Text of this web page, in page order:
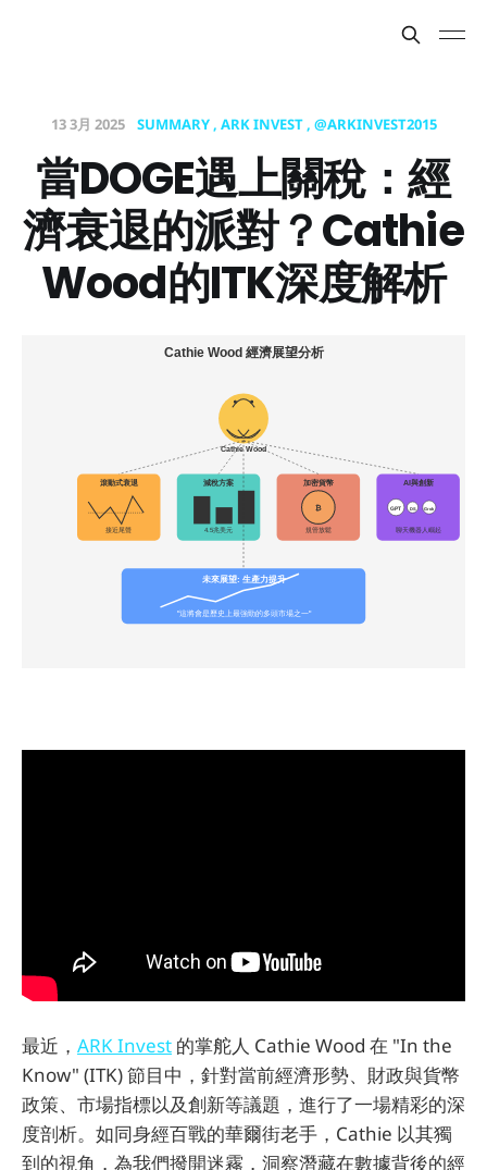
13 3月 2025 SUMMARY ARK INVEST @ARKINVEST2015
當DOGE遇上關稅：經
濟衰退的派對？Cathie
Wood的ITK深度解析
最近， ARK Invest 的掌舵人 Cathie Wood 在 "In the
Know" (ITK) 節目中，針對當前經濟形勢、財政與貨幣
政策、市場指標以及創新等議題，進行了一場精彩的深
度剖析。如同身經百戰的華爾街老手，Cathie 以其獨
到的視角，為我們撥開迷霧，洞察潛藏在數據背後的經